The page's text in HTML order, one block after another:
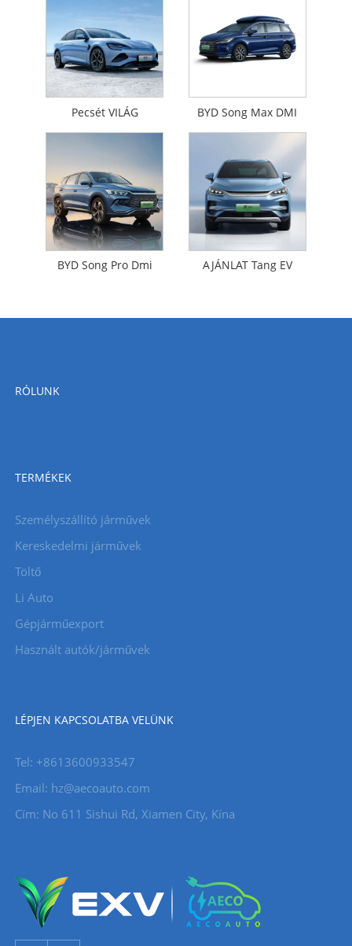
Pecsét VILÁG BYD Song Max DMI
BYD Song Pro Dmi AJÁNLAT Tang EV
RÓLUNK
TERMÉKEK
Személyszállító járművek
Kereskedelmi járművek
Töltő
Li Auto
Gépjárműexport
Használt autók/járművek
LÉPJEN KAPCSOLATBA VELÜNK
Tel: +8613600933547
Email: hz@aecoauto.com
Cím: No 611 Sishui Rd, Xiamen City, Kína